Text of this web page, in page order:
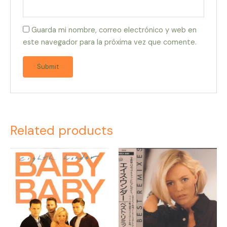
Guarda mi nombre, correo electrónico y web en
este navegador para la próxima vez que comente.
Related products